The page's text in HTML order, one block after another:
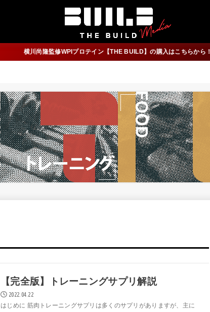
横川尚隆監修WPIプロテイン【THE BUILD】の購入はこちらから！
【完全版】トレーニングサプリ解説
2022.04.22
はじめに 筋肉トレーニングサプリは多くのサプリがありますが、主に